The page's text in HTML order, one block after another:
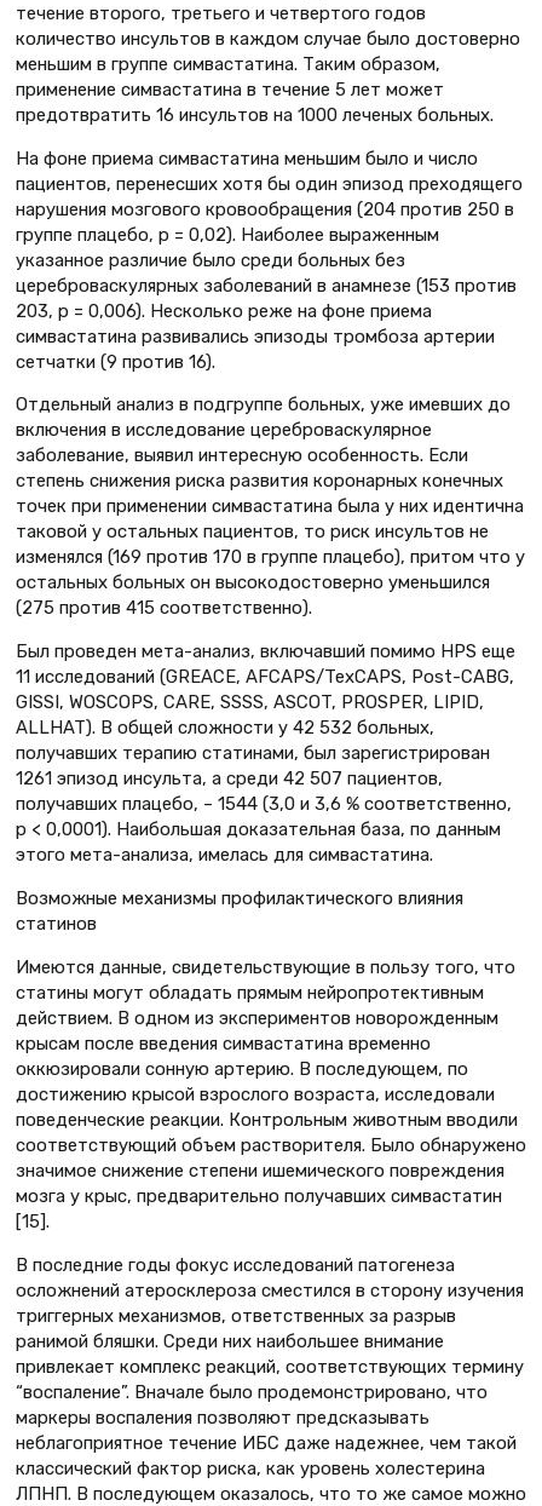
течение второго, третьего и четвертого годов
количество инсультов в каждом случае было достоверно
меньшим в группе симвастатина. Таким образом,
применение симвастатина в течение 5 лет может
предотвратить 16 инсультов на 1000 леченых больных.
На фоне приема симвастатина меньшим было и число
пациентов, перенесших хотя бы один эпизод преходящего
нарушения мозгового кровообращения (204 против 250 в
группе плацебо, р = 0,02). Наиболее выраженным
указанное различие было среди больных без
цереброваскулярных заболеваний в анамнезе (153 против
203, р = 0,006). Несколько реже на фоне приема
симвастатина развивались эпизоды тромбоза артерии
сетчатки (9 против 16).
Отдельный анализ в подгруппе больных, уже имевших до
включения в исследование цереброваскулярное
заболевание, выявил интересную особенность. Если
степень снижения риска развития коронарных конечных
точек при применении симвастатина была у них идентична
таковой у остальных пациентов, то риск инсультов не
изменялся (169 против 170 в группе плацебо), притом что у
остальных больных он высокодостоверно уменьшился
(275 против 415 соответственно).
Был проведен мета-анализ, включавший помимо HPS еще
11 исследований (GREACE, AFCAPS/TexCAPS, Post-CABG,
GISSI, WOSCOPS, CARE, SSSS, ASCOT, PROSPER, LIPID,
ALLHAT). В общей сложности у 42 532 больных,
получавших терапию статинами, был зарегистрирован
1261 эпизод инсульта, а среди 42 507 пациентов,
получавших плацебо, – 1544 (3,0 и 3,6 % соответственно,
р < 0,0001). Наибольшая доказательная база, по данным
этого мета-анализа, имелась для симвастатина.
Возможные механизмы профилактического влияния
статинов
Имеются данные, свидетельствующие в пользу того, что
статины могут обладать прямым нейропротективным
действием. В одном из экспериментов новорожденным
крысам после введения симвастатина временно
оккюзировали сонную артерию. В последующем, по
достижению крысой взрослого возраста, исследовали
поведенческие реакции. Контрольным животным вводили
соответствующий объем растворителя. Было обнаружено
значимое снижение степени ишемического повреждения
мозга у крыс, предварительно получавших симвастатин
[15].
В последние годы фокус исследований патогенеза
осложнений атеросклероза сместился в сторону изучения
триггерных механизмов, ответственных за разрыв
ранимой бляшки. Среди них наибольшее внимание
привлекает комплекс реакций, соответствующих термину
“воспаление”. Вначале было продемонстрировано, что
маркеры воспаления позволяют предсказывать
неблагоприятное течение ИБС даже надежнее, чем такой
классический фактор риска, как уровень холестерина
ЛПНП. В последующем оказалось, что то же самое можно